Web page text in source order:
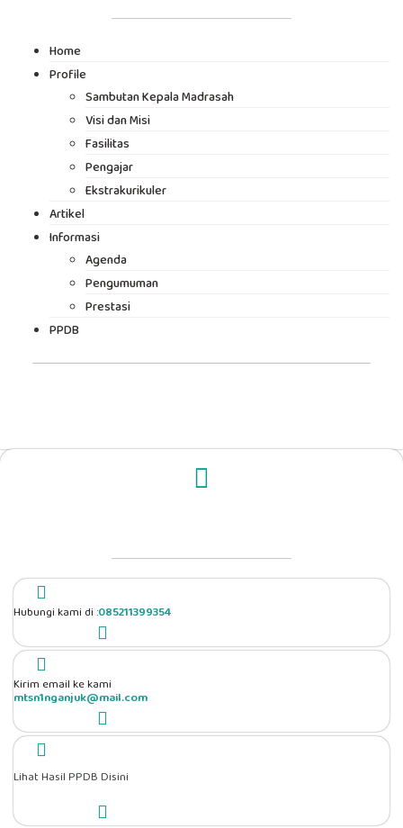
Home
Profile
Sambutan Kepala Madrasah
Visi dan Misi
Fasilitas
Pengajar
Ekstrakurikuler
Artikel
Informasi
Agenda
Pengumuman
Prestasi
PPDB
Hubungi kami di :085211399354
Kirim email ke kami
mtsn1nganjuk@mail.com
Lihat Hasil PPDB Disini